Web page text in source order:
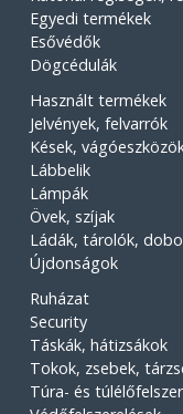
Egyedi termékek
Esővédők
Dögcédulák
Használt termékek
Jelvények, felvarrók
Kések,
Lábbelik
Lámpák
Övek, szíjak
Ládák, tárolók,
Újdonságok
Ruházat
Security
Táskák, hátizsákok
Tokok, zsebek,
Túra- és